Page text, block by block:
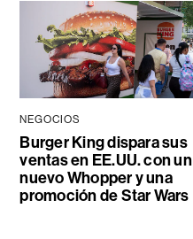
NEGOCIOS
Burger King dispara sus
ventas en EE.UU. con un
nuevo Whopper y una
promoción de Star Wars